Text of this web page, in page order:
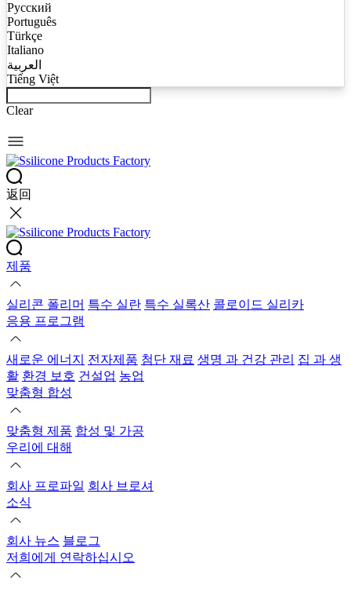
Русский
Português
Türkçe
Italiano
العربية
Tiếng Việt
Clear
返回
제품
실리콘 폴리머 특수 실란 특수 실록산 콜로이드 실리카
응용 프로그램
새로운 에너지 전자제품 첨단 재료 생명 과 건강 관리 집 과 생
활 환경 보호 건설업 농업
맞춤형 합성
맞춤형 제품 합성 및 가공
우리에 대해
회사 프로파일 회사 브로셔
소식
회사 뉴스 블로그
저희에게 연락하십시오